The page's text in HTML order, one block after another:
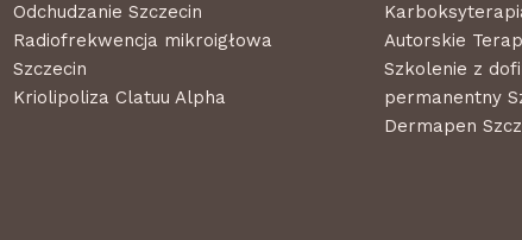
Odchudzanie Szczecin
Radiofrekwencja mikroigłowa
Szczecin
Kriolipoliza Clatuu Alpha
Autorskie
Szkolenie z
permanentny
Dermapen